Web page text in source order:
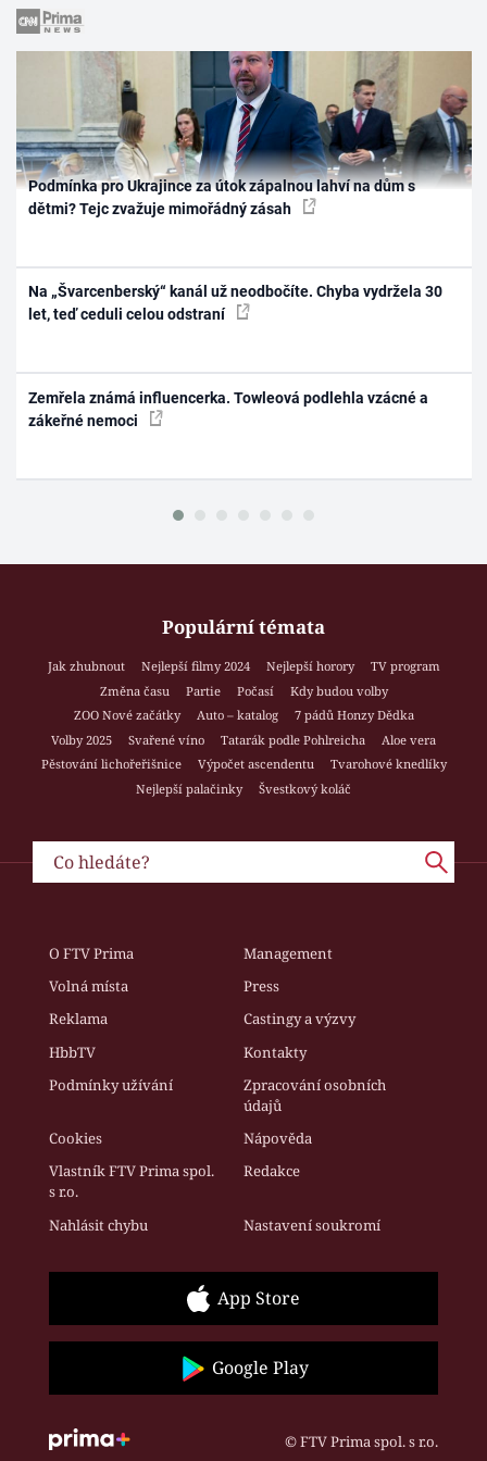
Podmínka pro Ukrajince za útok zápalnou lahví na dům s
dětmi? Tejc zvažuje mimořádný zásah
Na „Švarcenberský“ kanál už neodbočíte. Chyba vydržela 30
let, teď ceduli celou odstraní
Zemřela známá influencerka. Towleová podlehla vzácné a
zákeřné nemoci
Populární témata
Jak zhubnout Nejlepší filmy 2024 Nejlepší horory
TV program
Změna času
Partie Počasí
Kdy budou volby
ZOO Nové začátky
Auto – katalog
7 pádů Honzy Dědka
Volby 2025
Svařené víno Tatarák podle Pohlreicha
Aloe vera
Pěstování lichořeřišnice
Výpočet ascendentu
Tvarohové knedlíky
Nejlepší palačinky
Švestkový koláč
O FTV Prima
Management
Volná místa
Press
Reklama
Castingy a výzvy
HbbTV
Kontakty
Podmínky užívání
Zpracování osobních
údajů
Cookies
Nápověda
Vlastník FTV Prima spol.
s r.o.
Redakce
Nahlásit chybu Nastavení soukromí
App Store
Google Play
© FTV Prima spol. s r.o.